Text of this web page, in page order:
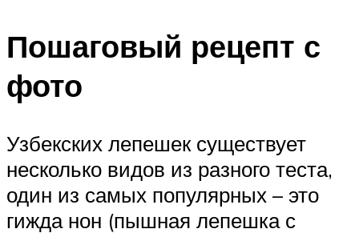
Пошаговый рецепт с
фото
Узбекских лепешек существует
несколько видов из разного теста,
один из самых популярных – это
гижда нон (пышная лепешка с